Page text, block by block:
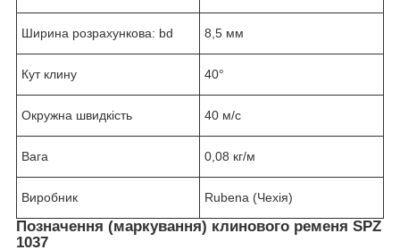
Ширина розрахункова: bd 8,5 мм
Кут клину 40°
Окружна швидкість 40 м/с
Вага 0,08 кг/м
Виробник Rubena (Чехія)
Позначення (маркування) клинового ременя SPZ
1037